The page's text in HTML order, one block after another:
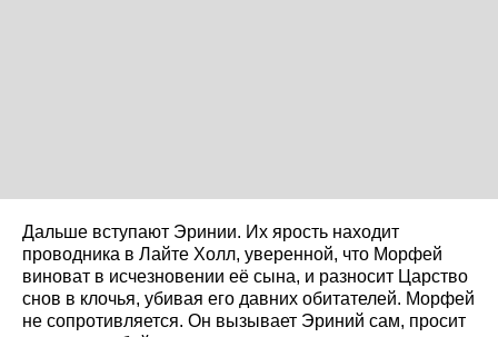
Дальше вступают Эринии. Их ярость находит
проводника в Лайте Холл, уверенной, что Морфей
виноват в исчезновении её сына, и разносит Царство
снов в клочья, убивая его давних обитателей. Морфей
не сопротивляется. Он вызывает Эриний сам, просит